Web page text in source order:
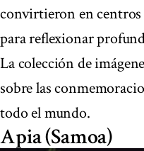
convirtieron en centros
para reflexionar
La colección de
sobre las
todo el mundo.
Apia (Samoa)